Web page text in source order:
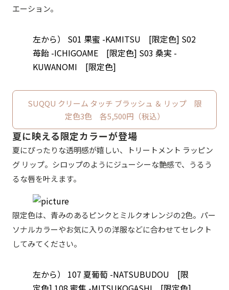
エーション。
左から） S01 果蜜 -KAMITSU [限定色] S02
苺飴 -ICHIGOAME [限定色] S03 桑実 -
KUWANOMI [限定色]
SUQQU クリーム タッチ ブラッシュ ＆ リップ 限
定色3色 各5,500円（税込）
夏に映える限定カラーが登場
夏にぴったりな透明感が嬉しい、トリートメント ラッピン
グ リップ。シロップのようにジューシーな艶感で、うるう
るな唇を叶えます。
限定色は、青みのあるピンクとミルクオレンジの2色。パー
ソナルカラーやお気に入りの洋服などに合わせてセレクト
してみてください。
左から） 107 夏葡萄 -NATSUBUDOU [限